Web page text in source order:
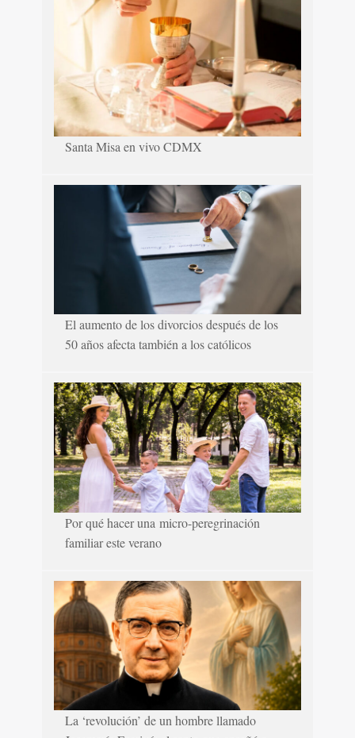
Santa Misa en vivo CDMX
El aumento de los divorcios después de los
50 años afecta también a los católicos
Por qué hacer una micro-peregrinación
familiar este verano
La ‘revolución’ de un hombre llamado